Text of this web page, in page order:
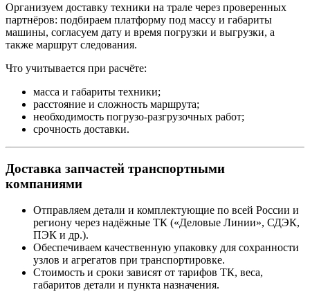
Организуем доставку техники на трале через проверенных
партнёров: подбираем платформу под массу и габариты
машины, согласуем дату и время погрузки и выгрузки, а
также маршрут следования.
Что учитывается при расчёте:
масса и габариты техники;
расстояние и сложность маршрута;
необходимость погрузо-разгрузочных работ;
срочность доставки.
Доставка запчастей транспортными
компаниями
Отправляем детали и комплектующие по всей России и
региону через надёжные ТК («Деловые Линии», СДЭК,
ПЭК и др.).
Обеспечиваем качественную упаковку для сохранности
узлов и агрегатов при транспортировке.
Стоимость и сроки зависят от тарифов ТК, веса,
габаритов детали и пункта назначения.